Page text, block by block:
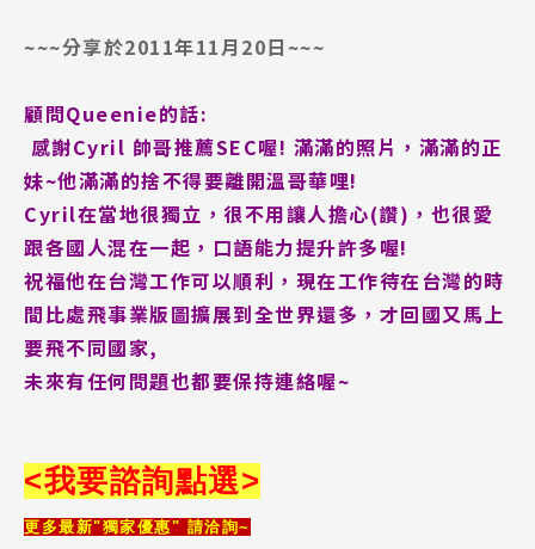
~~~分享於2011年11月20日~~~
顧問Queenie的話:
感謝Cyril 帥哥推薦SEC喔! 滿滿的照片，滿滿的正
妹~他滿滿的捨不得要離開溫哥華哩!
Cyril在當地很獨立，很不用讓人擔心(讚)，也很愛
跟各國人混在一起，口語能力提升許多喔!
祝福他在台灣工作可以順利，現在工作待在台灣的時
間比處飛事業版圖擴展到全世界還多，才回國又馬上
要飛不同國家,
未來有任何問題也都要保持連絡喔~
<我要諮詢點選>
更多最新"獨家優惠" 請洽詢~